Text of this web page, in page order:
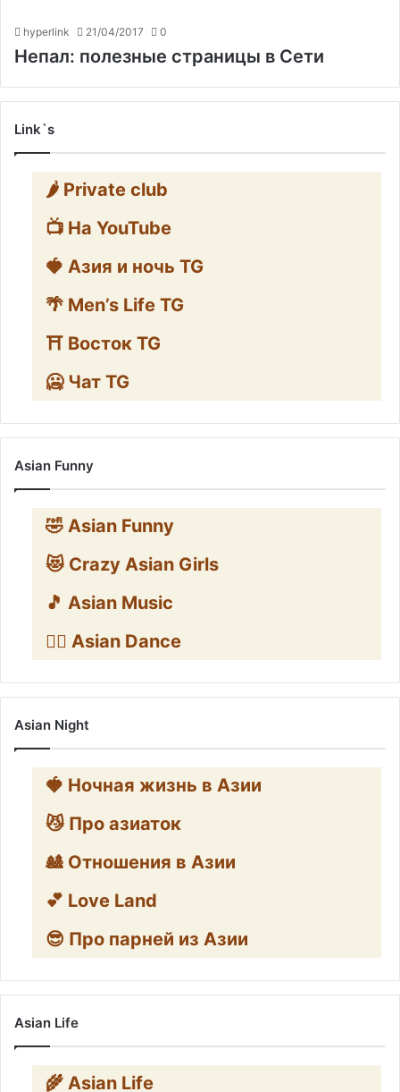
hyperlink 21/04/2017 0
Непал: полезные страницы в Сети
Link`s
🌶️ Private club
📺 На YouTube
🍓 Азия и ночь TG
🌴 Men’s Life TG
⛩️ Восток TG
🥶 Чат TG
Asian Funny
🤣 Asian Funny
😻 Crazy Asian Girls
🎵 Asian Music
👯‍♀️ Asian Dance
Asian Night
🍓 Ночная жизнь в Азии
😼 Про азиаток
🎎 Отношения в Азии
💕 Love Land
😎 Про парней из Азии
Asian Life
🌾 Asian Life